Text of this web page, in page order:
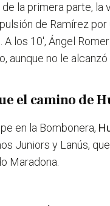
la primera parte,
de Ramírez
A los 10', Ángel
aunque no le
el camino de
en la Bombonera,
Juniors y Lanús,
Maradona.